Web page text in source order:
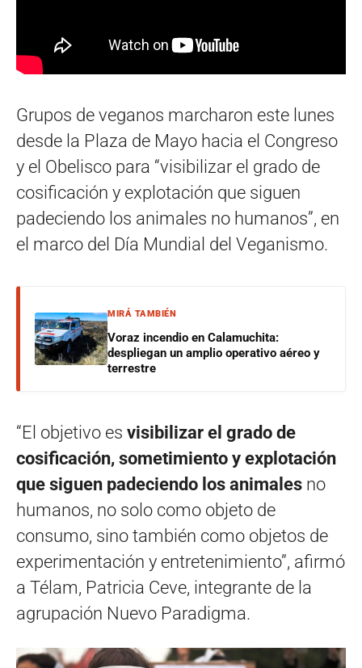
Grupos de veganos marcharon este lunes
desde la Plaza de Mayo hacia el Congreso
y el Obelisco para “visibilizar el grado de
cosificación y explotación que siguen
padeciendo los animales no humanos”, en
el marco del Día Mundial del Veganismo.
MIRÁ TAMBIÉN
Voraz incendio en Calamuchita:
despliegan un amplio operativo aéreo y
terrestre
“El objetivo es visibilizar el grado de
cosificación, sometimiento y explotación
que siguen padeciendo los animales no
humanos, no solo como objeto de
consumo, sino también como objetos de
experimentación y entretenimiento”, afirmó
a Télam, Patricia Ceve, integrante de la
agrupación Nuevo Paradigma.